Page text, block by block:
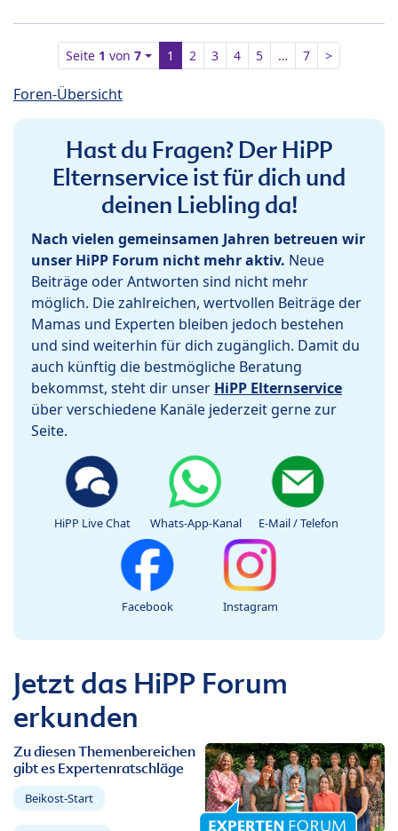
Seite 1 von7 1 2 3 4 5 … 7 >
Foren-Übersicht
Hast du Fragen? Der HiPP
Elternservice ist für dich und
deinen Liebling da!
Nach vielen gemeinsamen Jahren betreuen wir
unser HiPP Forum nicht mehr aktiv. Neue
Beiträge oder Antworten sind nicht mehr
möglich. Die zahlreichen, wertvollen Beiträge der
Mamas und Experten bleiben jedoch bestehen
und sind weiterhin für dich zugänglich. Damit du
auch künftig die bestmögliche Beratung
bekommst, steht dir unser HiPP Elternservice
über verschiedene Kanäle jederzeit gerne zur
Seite.
HiPP Live Chat Whats-App-Kanal E-Mail / Telefon
Facebook Instagram
Jetzt das HiPP Forum
erkunden
Zu diesen Themenbereichen
gibt es Expertenratschläge
Beikost-Start